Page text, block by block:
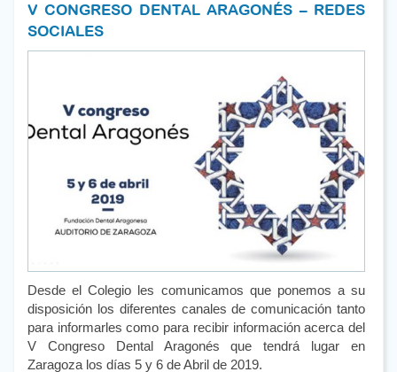
V CONGRESO DENTAL ARAGONÉS – REDES
SOCIALES
Desde el Colegio les comunicamos que ponemos a su
disposición los diferentes canales de comunicación tanto
para informarles como para recibir información acerca del
V Congreso Dental Aragonés que tendrá lugar en
Zaragoza los días 5 y 6 de Abril de 2019.